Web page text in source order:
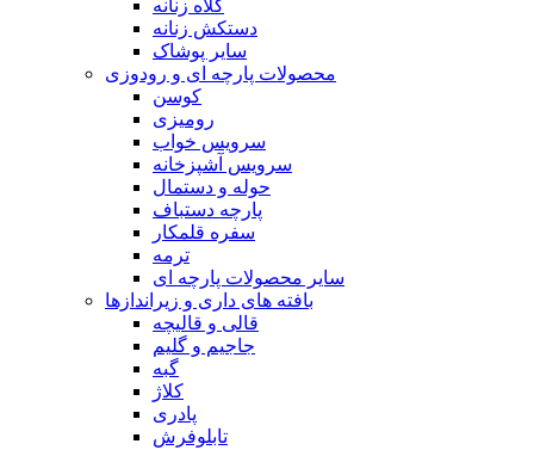
کلاه زنانه
دستکش زنانه
سایر پوشاک
محصولات پارچه ای و رودوزی
کوسن
رومیزی
سرویس خواب
سرویس آشپزخانه
حوله و دستمال
پارچه دستباف
سفره قلمکار
ترمه
سایر محصولات پارچه ای
بافته های داری و زیراندازها
قالی و قالیچه
جاجیم و گلیم
گبه
کلاژ
پادری
تابلوفرش